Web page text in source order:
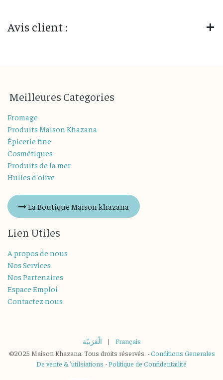
Avis client :
Meilleures Categories
Fromage
Produits Maison Khazana
Épicerie fine
Cosmétiques
Produits de la mer
Huiles d'olive
La Boutique Maison khazana
Lien Utiles
A propos de nous
Nos Services
Nos Partenaires
Espace Emploi
Contactez nous
©2025 Maison Khazana. Tous droits réservés. -Conditions Generales
De vente & 'utilsiations -Politique de Confidentailité
الْعَرَبيّة | Français